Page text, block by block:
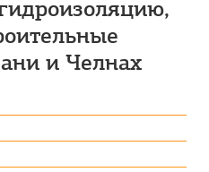
и Челнах